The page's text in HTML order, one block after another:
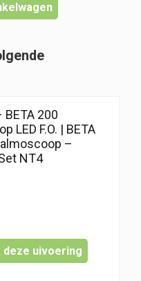
BETA 200
LED F.O. | BETA
–
NT4
deze uivoering